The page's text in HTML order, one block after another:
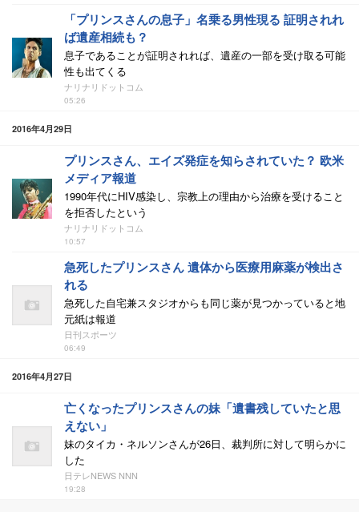
「プリンスさんの息子」名乗る男性現る 証明されれ
ば遺産相続も？
息子であることが証明されれば、遺産の一部を受け取る可能
性も出てくる
ナリナリドットコム
05:26
2016年4月29日
プリンスさん、エイズ発症を知らされていた？ 欧米
メディア報道
1990年代にHIV感染し、宗教上の理由から治療を受けること
を拒否したという
ナリナリドットコム
10:57
急死したプリンスさん 遺体から医療用麻薬が検出さ
れる
急死した自宅兼スタジオからも同じ薬が見つかっていると地
元紙は報道
日刊スポーツ
06:49
2016年4月27日
亡くなったプリンスさんの妹「遺書残していたと思
えない」
妹のタイカ・ネルソンさんが26日、裁判所に対して明らかに
した
日テレNEWS NNN
19:28